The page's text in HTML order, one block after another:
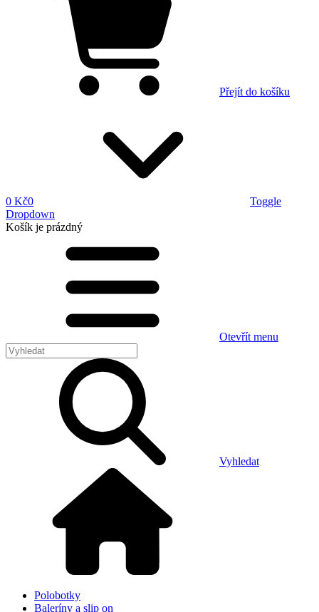
Přejít do košíku
0 Kč0
Toggle
Dropdown
Košík je prázdný
Otevřít menu
Vyhledat
Polobotky
Baleríny a slip on